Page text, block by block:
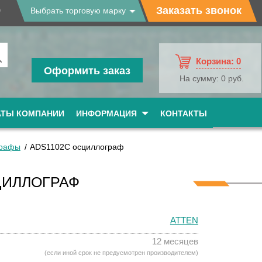
Выбрать торговую марку Заказать звонок
Оформить заказ
Корзина: 0
На сумму: 0 руб.
КОМПАНИИ ИНФОРМАЦИЯ КОНТАКТЫ
ADS1102C осциллограф
ATTEN
12 месяцев
(если иной срок не предусмотрен производителем)